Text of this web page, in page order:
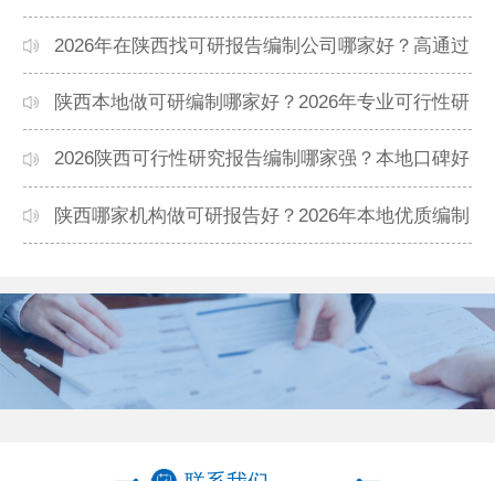
制单位推荐
2026年在陕西找可研报告编制公司哪家好？高通过
率机构盘点
陕西本地做可研编制哪家好？2026年专业可行性研
究机构精选
2026陕西可行性研究报告编制哪家强？本地口碑好
的公司推荐
陕西哪家机构做可研报告好？2026年本地优质编制